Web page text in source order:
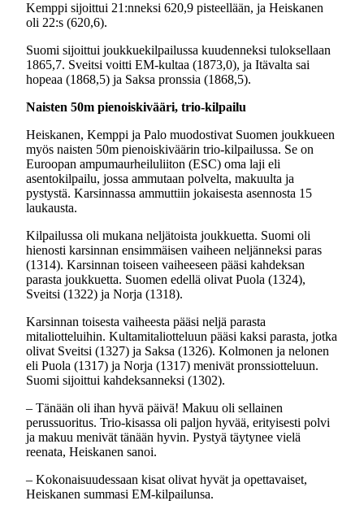
Kemppi sijoittui 21:nneksi 620,9 pisteellään, ja Heiskanen
oli 22:s (620,6).
Suomi sijoittui joukkuekilpailussa kuudenneksi tuloksellaan
1865,7. Sveitsi voitti EM-kultaa (1873,0), ja Itävalta sai
hopeaa (1868,5) ja Saksa pronssia (1868,5).
Naisten 50m pienoiskivääri, trio-kilpailu
Heiskanen, Kemppi ja Palo muodostivat Suomen joukkueen
myös naisten 50m pienoiskiväärin trio-kilpailussa. Se on
Euroopan ampumaurheiluliiton (ESC) oma laji eli
asentokilpailu, jossa ammutaan polvelta, makuulta ja
pystystä. Karsinnassa ammuttiin jokaisesta asennosta 15
laukausta.
Kilpailussa oli mukana neljätoista joukkuetta. Suomi oli
hienosti karsinnan ensimmäisen vaiheen neljänneksi paras
(1314). Karsinnan toiseen vaiheeseen pääsi kahdeksan
parasta joukkuetta. Suomen edellä olivat Puola (1324),
Sveitsi (1322) ja Norja (1318).
Karsinnan toisesta vaiheesta pääsi neljä parasta
mitaliotteluihin. Kultamitaliotteluun pääsi kaksi parasta, jotka
olivat Sveitsi (1327) ja Saksa (1326). Kolmonen ja nelonen
eli Puola (1317) ja Norja (1317) menivät pronssiotteluun.
Suomi sijoittui kahdeksanneksi (1302).
– Tänään oli ihan hyvä päivä! Makuu oli sellainen
perussuoritus. Trio-kisassa oli paljon hyvää, erityisesti polvi
ja makuu menivät tänään hyvin. Pystyä täytynee vielä
reenata, Heiskanen sanoi.
– Kokonaisuudessaan kisat olivat hyvät ja opettavaiset,
Heiskanen summasi EM-kilpailunsa.